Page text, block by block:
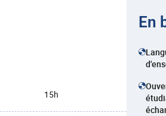
15h
En